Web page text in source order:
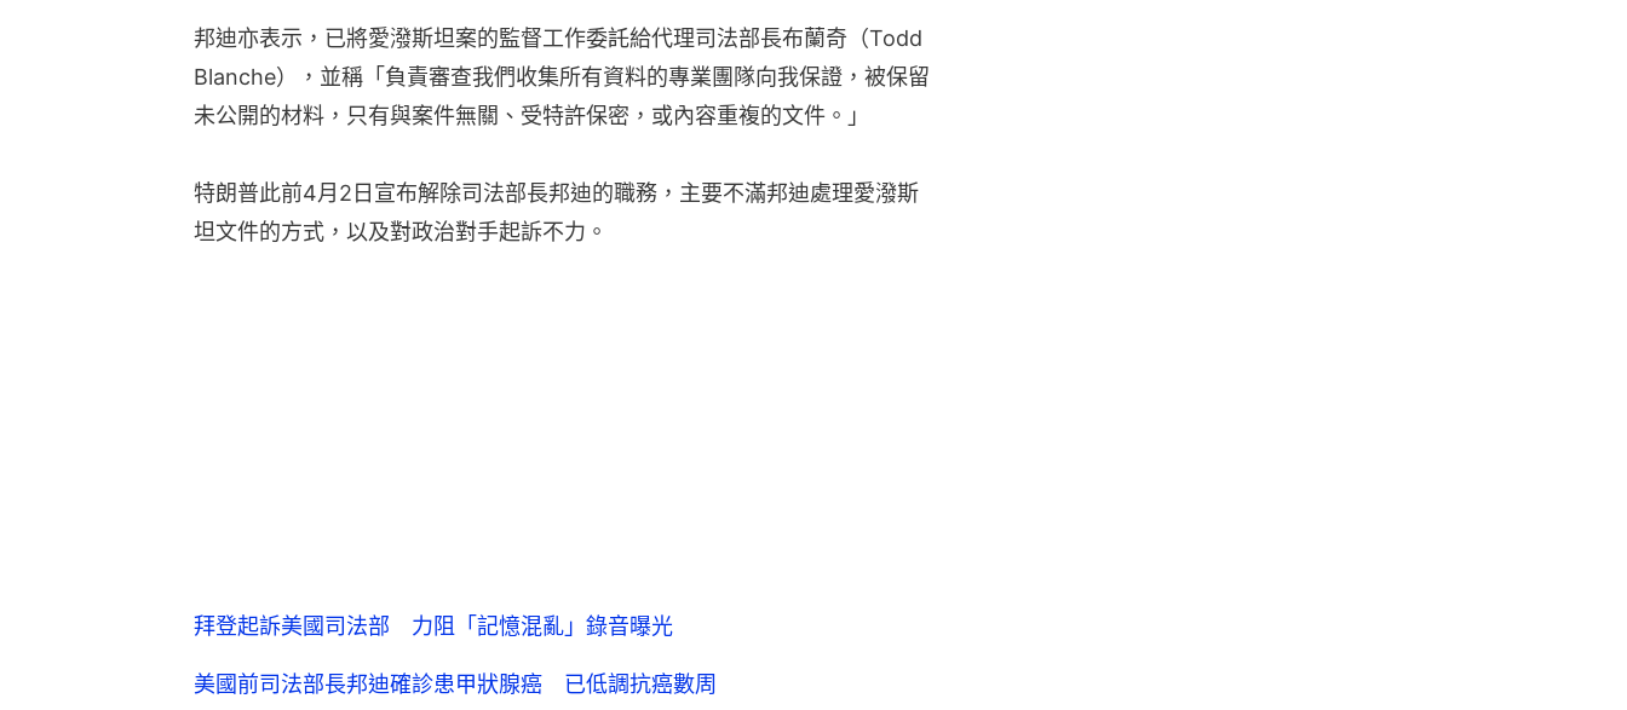
邦迪亦表示，已將愛潑斯坦案的監督工作委託給代理司法部長布蘭奇（Todd
Blanche），並稱「負責審查我們收集所有資料的專業團隊向我保證，被保留
未公開的材料，只有與案件無關、受特許保密，或內容重複的文件。」
特朗普此前4月2日宣布解除司法部長邦迪的職務，主要不滿邦迪處理愛潑斯
坦文件的方式，以及對政治對手起訴不力。
拜登起訴美國司法部 力阻「記憶混亂」錄音曝光
美國前司法部長邦迪確診患甲狀腺癌 已低調抗癌數周